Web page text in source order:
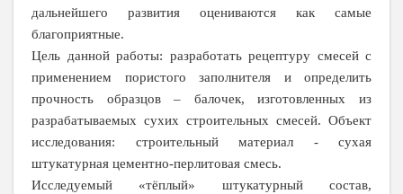
дальнейшего развития оцениваются как самые
благоприятные.
Цель данной работы: разработать рецептуру смесей с
применением пористого заполнителя и определить
прочность образцов – балочек, изготовленных из
разрабатываемых сухих строительных смесей. Объект
исследования: строительный материал - сухая
штукатурная цементно-перлитовая смесь.
Исследуемый «тёплый» штукатурный состав,